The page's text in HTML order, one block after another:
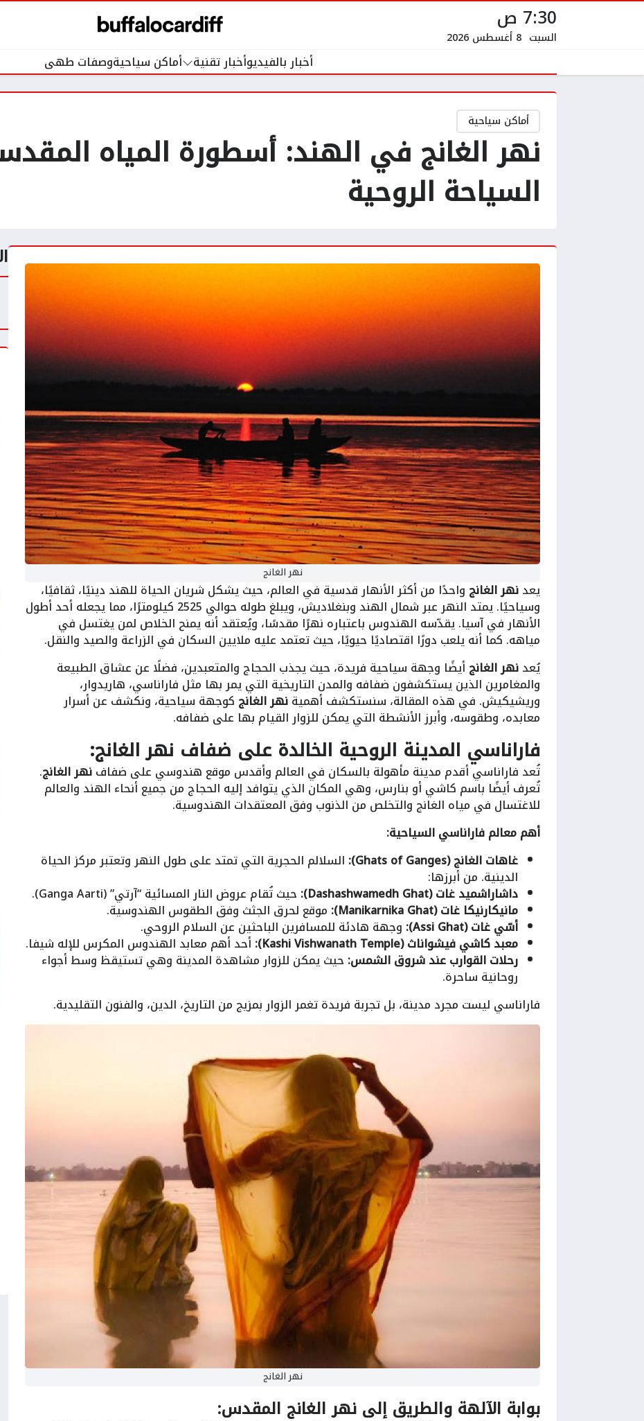
7:30 ص
السبت 8 أغسطس 2026
أخبار بالفيديوأخبار تقنية أماكن سياحيةوصفات طهى
أماكن سياحية
نهر الغانج في الهند: أسطورة المياه
السياحة الروحية
نهر الغانج
يعدنهر الغانج واحدًا من أكثر الأنهار قدسية في العالم، حيث يشكل شريان الحياة للهند دينيًا، ثقافيًا،
وسياحيًا. يمتد النهر عبر شمال الهند وبنغلاديش، ويبلغ طوله حوالي 2525 كيلومترًا، مما يجعله أحد أطول
الأنهار في آسيا. يقدّسه الهندوس باعتباره نهرًا مقدسًا، ويُعتقد أنه يمنح الخلاص لمن يغتسل في
مياهه. كما أنه يلعب دورًا اقتصاديًا حيويًا، حيث تعتمد عليه ملايين السكان في الزراعة والصيد والنقل.
يُعدنهر الغانج أيضًا وجهة سياحية فريدة، حيث يجذب الحجاج والمتعبدين، فضلًا عن عشاق الطبيعة
والمغامرين الذين يستكشفون ضفافه والمدن التاريخية التي يمر بها مثل فاراناسي، هاريدوار،
وريشيكيش. في هذه المقالة، سنستكشف أهميةنهر الغانج كوجهة سياحية، ونكشف عن أسرار
معابده، وطقوسه، وأبرز الأنشطة التي يمكن للزوار القيام بها على ضفافه.
فاراناسي المدينة الروحية الخالدة على ضفاف نهر الغانج:
تُعد فاراناسي أقدم مدينة مأهولة بالسكان في العالم وأقدس موقع هندوسي على ضفافنهر الغانج.
تُعرف أيضًا باسم كاشي أو بنارس، وهي المكان الذي يتوافد إليه الحجاج من جميع أنحاء الهند والعالم
للاغتسال في مياه الغانج والتخلص من الذنوب وفق المعتقدات الهندوسية.
أهم معالم فاراناسي السياحية:
غاهات الغانج (Ghats of Ganges):
السلالم الحجرية التي تمتد على طول النهر وتعتبر مركز الحياة
الدينية. من أبرزها:
داشاراشميد غات (Dashashwamedh Ghat): حيث تُقام عروض النار المسائية “آرتي” (Ganga Aarti).
مانيكارنيكا غات (Manikarnika Ghat): موقع لحرق الجثث وفق الطقوس الهندوسية.
أسّي غات (Assi Ghat): وجهة هادئة للمسافرين الباحثين عن السلام الروحي.
معبد كاشي فيشواناث (Kashi Vishwanath Temple): أحد أهم معابد الهندوس المكرس للإله شيفا.
رحلات القوارب عند شروق الشمس: حيث يمكن للزوار مشاهدة المدينة وهي تستيقظ وسط أجواء
روحانية ساحرة.
فاراناسي ليست مجرد مدينة، بل تجربة فريدة تغمر الزوار بمزيج من التاريخ، الدين، والفنون التقليدية.
نهر الغانج
بوابة الآلهة والطريق إلى نهر الغانج المقدس: